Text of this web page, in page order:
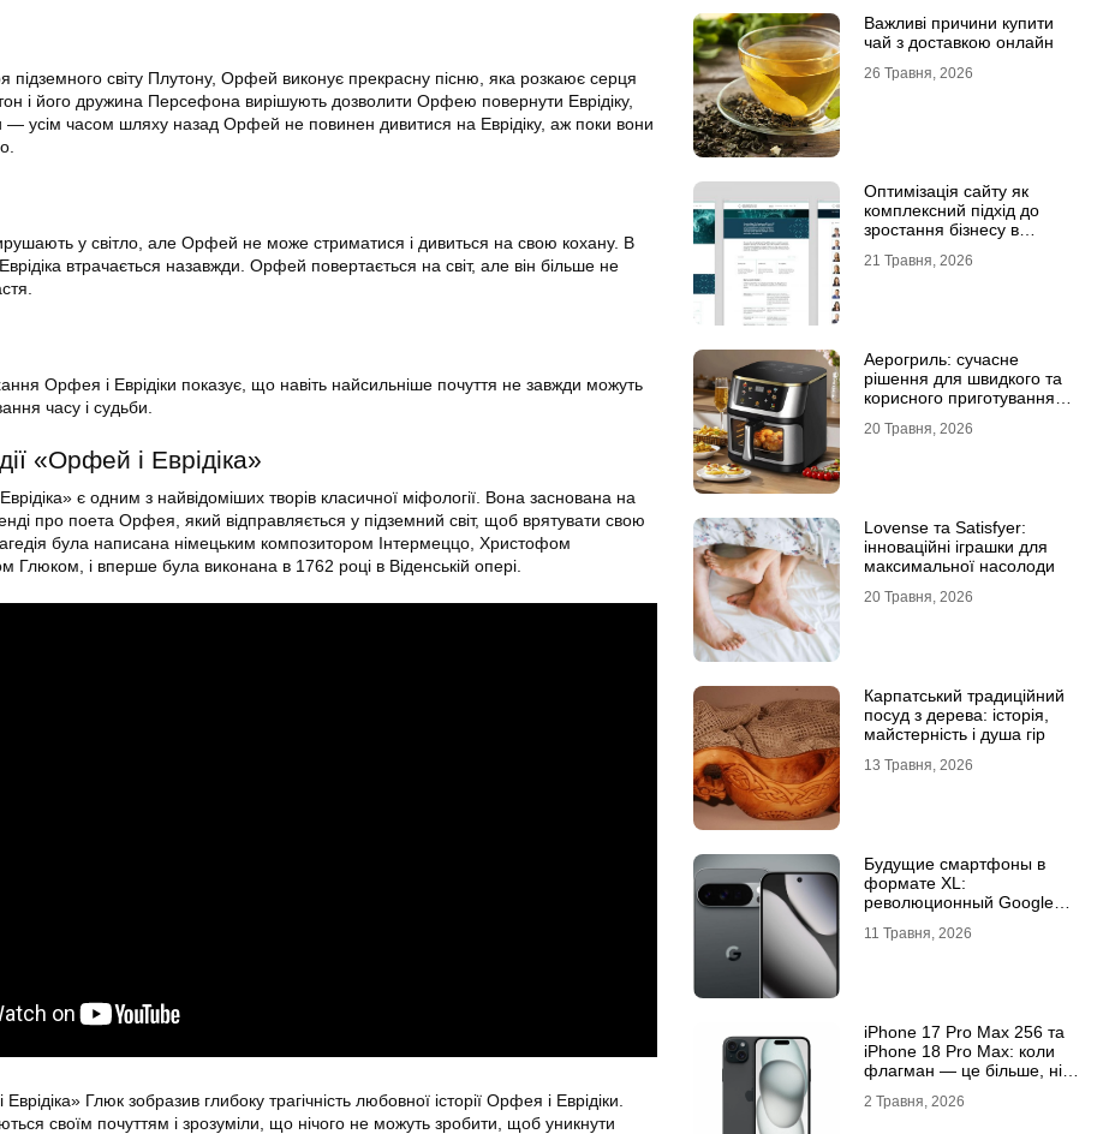
світу Плутону, Орфей виконує прекрасну пісню, яка розкаює серця
і його дружина Персефона вирішують дозволити Орфею повернути Еврідіку,
— усім часом шляху назад Орфей не повинен дивитися на Еврідіку, аж поки вони
у світло, але Орфей не може стриматися і дивиться на свою кохану. В
втрачається назавжди. Орфей повертається на світ, але він більше не
Орфея і Еврідіки показує, що навіть найсильніше почуття не завжди можуть
часу і судьби.
«Орфей і Еврідіка»
є одним з найвідоміших творів класичної міфології. Вона заснована на
про поета Орфея, який відправляється у підземний світ, щоб врятувати свою
була написана німецьким композитором Інтермеццо, Христофом
Глюком, і вперше була виконана в 1762 році в Віденській опері.
Глюк зобразив глибоку трагічність любовної історії Орфея і Еврідіки.
своїм почуттям і зрозуміли, що нічого не можуть зробити, щоб уникнути
Важливі причини купити
чай з доставкою онлайн
26 Травня, 2026
Оптимізація сайту як
комплексний підхід до
зростання бізнесу в
21 Травня, 2026
Аерогриль: сучасне
рішення для швидкого та
корисного приготування
20 Травня, 2026
Lovense та Satisfyer:
інноваційні іграшки для
максимальної насолоди
20 Травня, 2026
Карпатський традиційний
посуд з дерева: історія,
майстерність і душа гір
13 Травня, 2026
Будущие смартфоны в
формате XL:
революционный Google
11 Травня, 2026
iРhone 17 Рro Мax 256 та
iРhone 18 Рro Мax: коли
флагман — це більше, ніж
2 Травня, 2026